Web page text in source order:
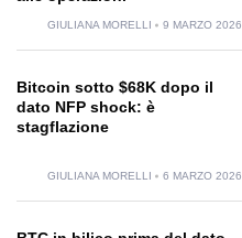
GIULIANA MORELLI 9 MARZO 2026
Bitcoin sotto $68K dopo il
dato NFP shock: è
stagflazione
GIULIANA MORELLI 6 MARZO 2026